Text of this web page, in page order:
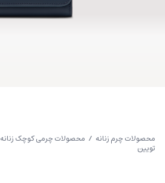
محصولات چرم زنانه / محصولات چرمی کوچک زنانه
تویین